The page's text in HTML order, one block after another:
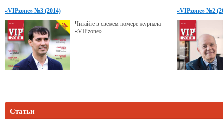
«VIPzone» №3 (2014)
Читайте в свежем номере журнала
«VIPzone».
«VIPzone» №2
Статьи